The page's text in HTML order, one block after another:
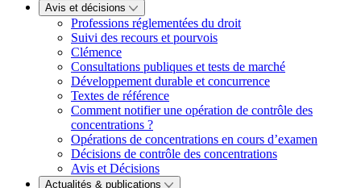
Avis et décisions
Professions réglementées du droit
Suivi des recours et pourvois
Clémence
Consultations publiques et tests de marché
Développement durable et concurrence
Textes de référence
Comment notifier une opération de contrôle des
concentrations ?
Opérations de concentrations en cours d’examen
Décisions de contrôle des concentrations
Avis et Décisions
Actualités & publications